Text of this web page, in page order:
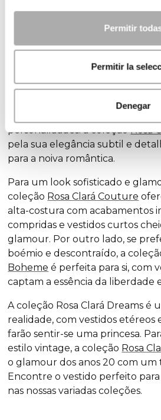
Permitir
Permitir la
Denegar
concebemos vestidos de noiva
diversidade de noivas e estilos,
Descubra as nossas coleções
personalidades: a coleçãoRosa
pela sua elegância subtil e
para a noiva romântica.
Para um look sofisticado e
coleção Rosa Clará Couture
alta-costura com acabamentos
compridas e vestidos curtos
glamour. Por outro lado, se
boémio e descontraído, a
Boheme é perfeita para si, com
captam a essência da liberdade
A coleção Rosa Clará Dreams é
realidade, com vestidos etéreos
farão sentir-se uma princesa.
estilovintage, a coleção Rosa
oglamour dos anos 20 com
Encontre o vestido perfeito
nas nossas variadas coleções.